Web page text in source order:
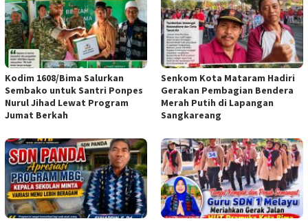
Kodim 1608/Bima Salurkan
Sembako untuk Santri Ponpes
Nurul Jihad Lewat Program
Jumat Berkah
Senkom Kota Mataram Hadiri
Gerakan Pembagian Bendera
Merah Putih di Lapangan
Sangkareang